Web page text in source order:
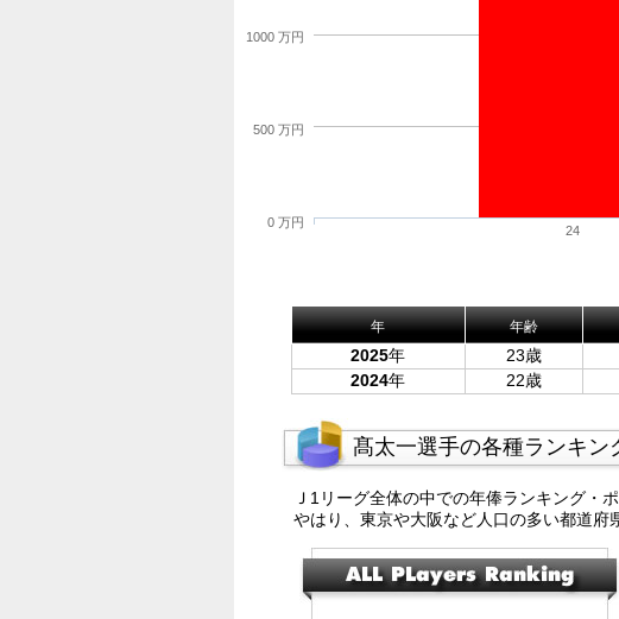
24
0 万円
500 万円
1000 万円
年 年齢
2025年 23歳
2024年 22歳
髙太一選手の各種ランキン
Ｊ1リーグ全体の中での年俸ランキング・
やはり、東京や大阪など人口の多い都道府